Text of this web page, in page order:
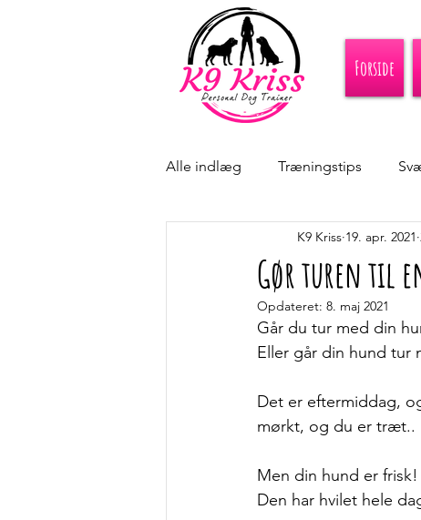
Forside
Alle indlæg Træningstips
Gør turen til
K9 Kriss 19. apr. 2021
Opdateret: 8. maj 2021
Går du tur med din
Eller går din hund tur
Det er eftermiddag,
mørkt, og du er træt..
Men din hund er frisk!
Den har hvilet hele